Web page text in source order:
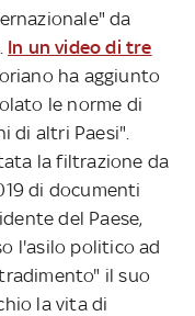
da
In un video di tre
ha aggiunto
le norme di
di altri Paesi".
la filtrazione da
di documenti
del Paese,
l'asilo politico ad
il suo
la vita di